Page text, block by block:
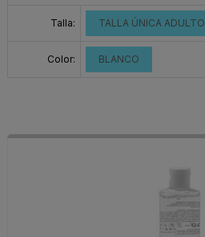
Talla: TALLA ÚNICA ADULTO
Color: BLANCO